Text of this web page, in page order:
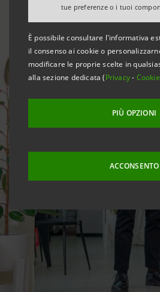
tue preferenze o i tuoi
È possibile consultare l'informativa
il consenso ai cookie o
modificare le proprie scelte in
alla sezione dedicata (Privacy-
PIÙ OPZIONI
ACCONSENTO